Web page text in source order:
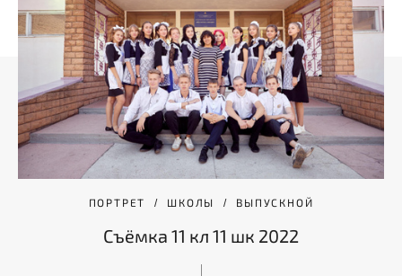
ПОРТРЕТ ШКОЛЫ ВЫПУСКНОЙ
Съёмка 11 кл 11 шк 2022